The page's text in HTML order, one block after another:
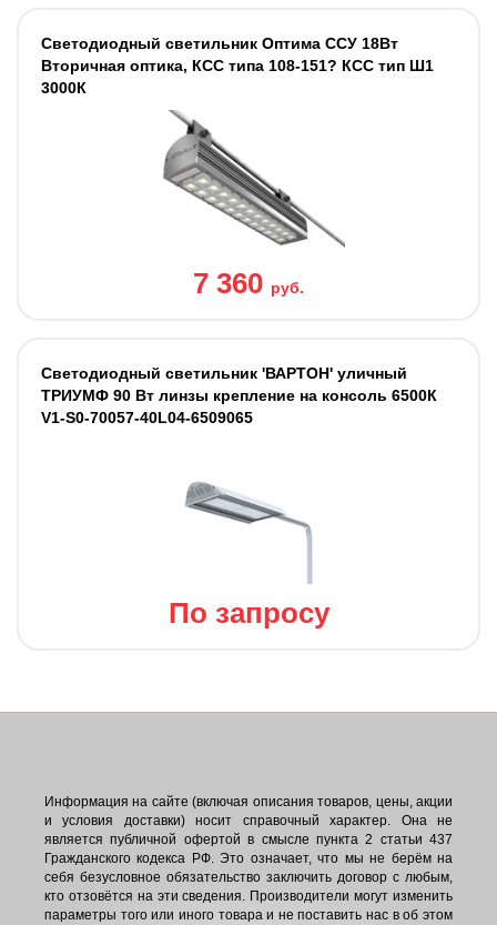
Светодиодный светильник Оптима ССУ 18Вт
Вторичная оптика, КСС типа 108-151? КСС тип Ш1
3000К
7 360 руб.
Светодиодный светильник 'ВАРТОН' уличный
ТРИУМФ 90 Вт линзы крепление на консоль 6500К
V1-S0-70057-40L04-6509065
По запросу
Информация на сайте (включая описания товаров, цены, акции
и условия доставки) носит справочный характер. Она не
является публичной офертой в смысле пункта 2 статьи 437
Гражданского кодекса РФ. Это означает, что мы не берём на
себя безусловное обязательство заключить договор с любым,
кто отзовётся на эти сведения. Производители могут изменить
параметры того или иного товара и не поставить нас в об этом